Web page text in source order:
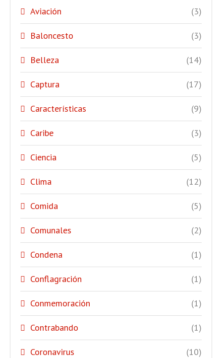
Aviación (3)
Baloncesto (3)
Belleza (14)
Captura (17)
Características (9)
Caribe (3)
Ciencia (5)
Clima (12)
Comida (5)
Comunales (2)
Condena (1)
Conflagración (1)
Conmemoración (1)
Contrabando (1)
Coronavirus (10)